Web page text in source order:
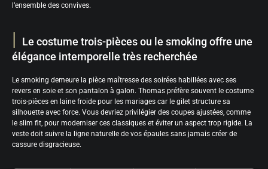
l’ensemble des convives.
Le costume trois-pièces ou le smoking offre une
élégance intemporelle très recherchée
Le smoking demeure la pièce maîtresse des soirées habillées avec ses
revers en soie et son pantalon à galon. Thomas préfère souvent le costume
trois-pièces en laine froide pour les mariages car le gilet structure sa
silhouette avec force. Vous devriez privilégier des coupes ajustées, comme
le slim fit, pour moderniser ces classiques et éviter un aspect trop rigide. La
veste doit suivre la ligne naturelle de vos épaules sans jamais créer de
cassure disgracieuse.